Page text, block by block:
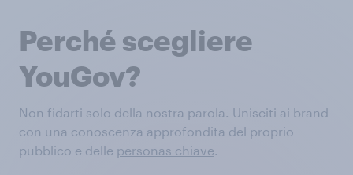
Perché scegliere
YouGov?
Non fidarti solo della nostra parola. Unisciti ai brand
con una conoscenza approfondita del proprio
pubblico e delle personas chiave.